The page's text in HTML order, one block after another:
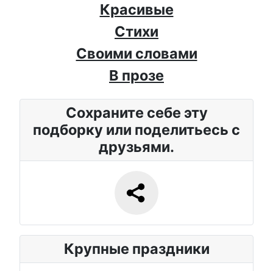
Красивые
Стихи
Своими словами
В прозе
Сохраните себе эту
подборку или поделитьесь с
друзьями.
Крупные праздники